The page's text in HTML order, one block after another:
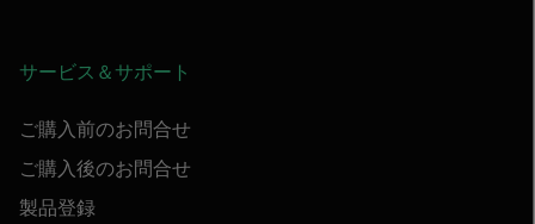
サービス＆サポート
ご購入前のお問合せ
ご購入後のお問合せ
製品登録